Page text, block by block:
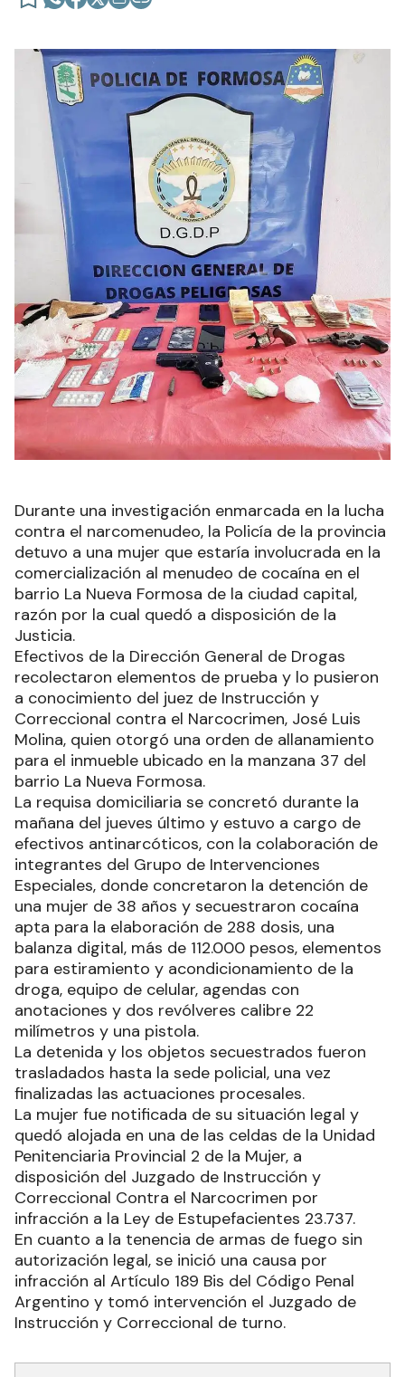
Durante una investigación enmarcada en la lucha
contra el narcomenudeo, la Policía de la provincia
detuvo a una mujer que estaría involucrada en la
comercialización al menudeo de cocaína en el
barrio La Nueva Formosa de la ciudad capital,
razón por la cual quedó a disposición de la
Justicia.
Efectivos de la Dirección General de Drogas
recolectaron elementos de prueba y lo pusieron
a conocimiento del juez de Instrucción y
Correccional contra el Narcocrimen, José Luis
Molina, quien otorgó una orden de allanamiento
para el inmueble ubicado en la manzana 37 del
barrio La Nueva Formosa.
La requisa domiciliaria se concretó durante la
mañana del jueves último y estuvo a cargo de
efectivos antinarcóticos, con la colaboración de
integrantes del Grupo de Intervenciones
Especiales, donde concretaron la detención de
una mujer de 38 años y secuestraron cocaína
apta para la elaboración de 288 dosis, una
balanza digital, más de 112.000 pesos, elementos
para estiramiento y acondicionamiento de la
droga, equipo de celular, agendas con
anotaciones y dos revólveres calibre 22
milímetros y una pistola.
La detenida y los objetos secuestrados fueron
trasladados hasta la sede policial, una vez
finalizadas las actuaciones procesales.
La mujer fue notificada de su situación legal y
quedó alojada en una de las celdas de la Unidad
Penitenciaria Provincial 2 de la Mujer, a
disposición del Juzgado de Instrucción y
Correccional Contra el Narcocrimen por
infracción a la Ley de Estupefacientes 23.737.
En cuanto a la tenencia de armas de fuego sin
autorización legal, se inició una causa por
infracción al Artículo 189 Bis del Código Penal
Argentino y tomó intervención el Juzgado de
Instrucción y Correccional de turno.